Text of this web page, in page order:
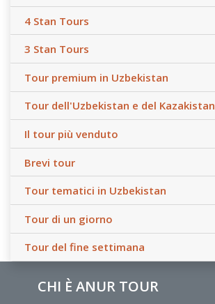
4 Stan Tours
3 Stan Tours
Tour premium in Uzbekistan
Tour dell'Uzbekistan e del Kazakistan
Il tour più venduto
Brevi tour
Tour tematici in Uzbekistan
Tour di un giorno
Tour del fine settimana
CHI È ANUR TOUR